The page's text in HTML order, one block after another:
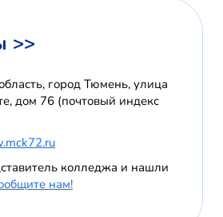
>>
город Тюмень, улица
дом 76 (почтовый индекс
колледжа и нашли
нам!